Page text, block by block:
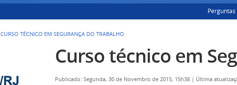
CURSO TÉCNICO EM SEGURANÇA DO TRABALHO
Curso técnico em
Publicado: Segunda, 30 de Novembro de 2015, 15h38 | Última